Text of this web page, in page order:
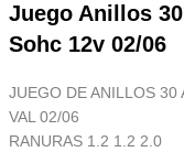
Juego Anillos
Sohc 12v 02/06
JUEGO DE ANILLOS 30
VAL 02/06
RANURAS 1.2 1.2 2.0